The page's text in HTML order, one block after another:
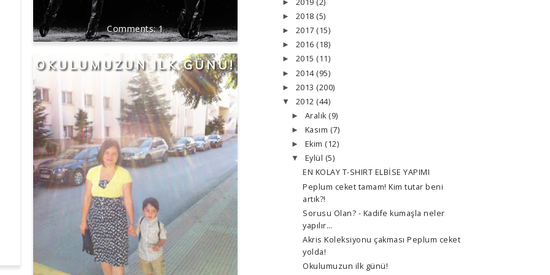
1
OKULUMUZUN ILK GÜNÜ!
►
► 2018 (5)
► 2017 (15)
► 2016 (18)
► 2015 (11)
► 2014 (95)
► 2013 (200)
▼ 2012 (44)
► Aralık (9)
► Kasım (7)
► Ekim (12)
▼ Eylül (5)
EN KOLAY T-SHIRT ELBİSE YAPIMI
Peplum ceket tamam! Kim tutar beni
artık?!
Sorusu Olan? - Kadife kumaşla neler
yapılır…
Akris Koleksiyonu çakması Peplum ceket
yolda!
Okulumuzun ilk günü!